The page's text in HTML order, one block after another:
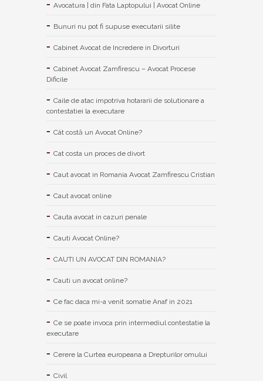
Avocatura | din Fata Laptopului | Avocat Online
Bunuri nu pot fi supuse executarii silite
Cabinet Avocat de Incredere in Divorturi
Cabinet Avocat Zamfirescu – Avocat Procese
Dificile
Caile de atac impotriva hotararii de solutionare a
contestatiei la executare
Cât costă un Avocat Online?
Cat costa un proces de divort
Caut avocat in Romania Avocat Zamfirescu Cristian
Caut avocat online
Cauta avocat in cazuri penale
Cauti Avocat Online?
CAUTI UN AVOCAT DIN ROMANIA?
Cauti un avocat online?
Ce fac daca mi-a venit somatie Anaf in 2021
Ce se poate invoca prin intermediul contestatie la
executare
Cerere la Curtea europeana a Drepturilor omului
Civil